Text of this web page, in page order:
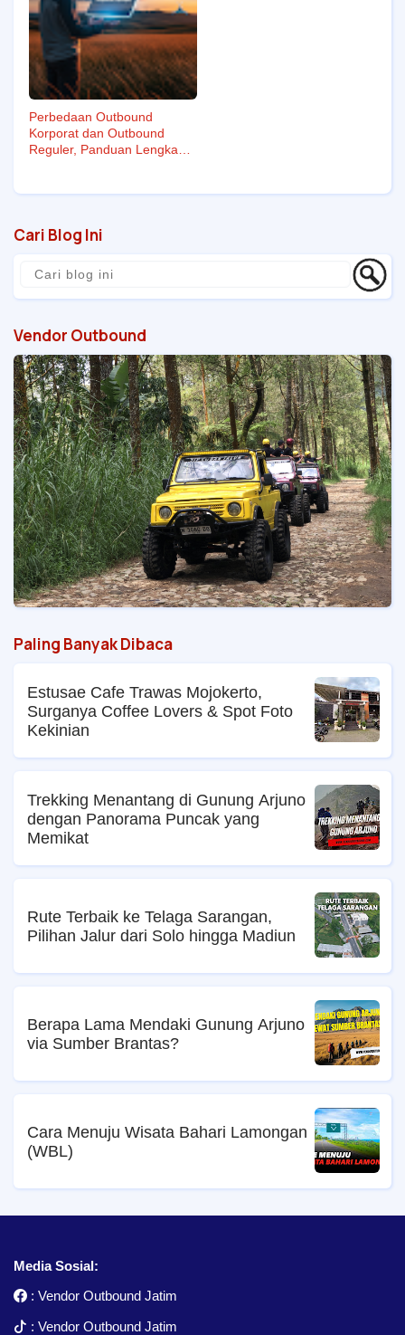
Perbedaan Outbound
Korporat dan Outbound
Reguler, Panduan Lengkap
Cari Blog Ini
Vendor Outbound
Paling Banyak Dibaca
Estusae Cafe Trawas Mojokerto,
Surganya Coffee Lovers & Spot Foto
Kekinian
Trekking Menantang di Gunung Arjuno
dengan Panorama Puncak yang
Memikat
Rute Terbaik ke Telaga Sarangan,
Pilihan Jalur dari Solo hingga Madiun
Berapa Lama Mendaki Gunung Arjuno
via Sumber Brantas?
Cara Menuju Wisata Bahari Lamongan
(WBL)
Media Sosial:
: Vendor Outbound Jatim
: Vendor Outbound Jatim